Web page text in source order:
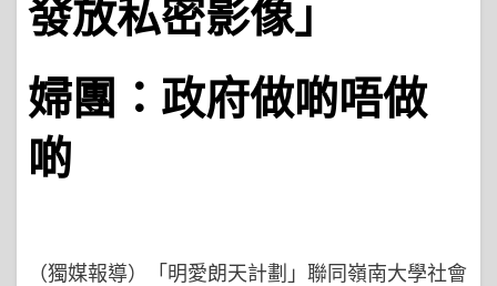
發放私密影像」
婦團：政府做啲唔做
啲
（獨媒報導）「明愛朗天計劃」聯同嶺南大學社會